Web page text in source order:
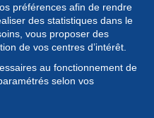
préférences afin de rendre
des statistiques dans le
vous proposer des
de vos centres d’intérêt.
au fonctionnement de
selon vos